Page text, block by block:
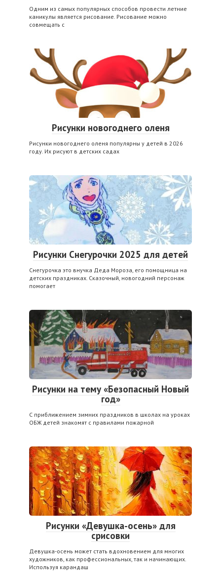
Одним из самых популярных способов провести летние
каникулы является рисование. Рисование можно
совмещать с
Рисунки новогоднего оленя
Рисунки новогоднего оленя популярны у детей в 2026
году. Их рисуют в детских садах
Рисунки Снегурочки 2025 для детей
Снегурочка это внучка Деда Мороза, его помощница на
детских праздниках. Сказочный, новогодний персонаж
помогает
Рисунки на тему «Безопасный Новый
год»
С приближением зимних праздников в школах на уроках
ОБЖ детей знакомят с правилами пожарной
Рисунки «Девушка-осень» для
срисовки
Девушка-осень может стать вдохновением для многих
художников, как профессиональных, так и начинающих.
Используя карандаш